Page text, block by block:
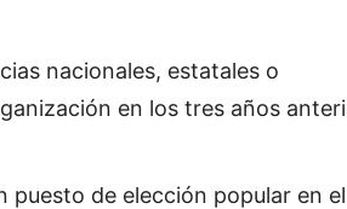
nacionales, estatales o
en los tres años
puesto de elección popular en el